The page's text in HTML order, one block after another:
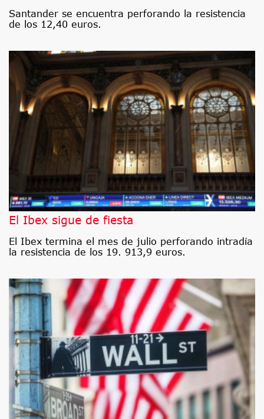
Santander se encuentra perforando la resistencia
de los 12,40 euros.
El Ibex sigue de fiesta
El Ibex termina el mes de julio perforando intradía
la resistencia de los 19. 913,9 euros.